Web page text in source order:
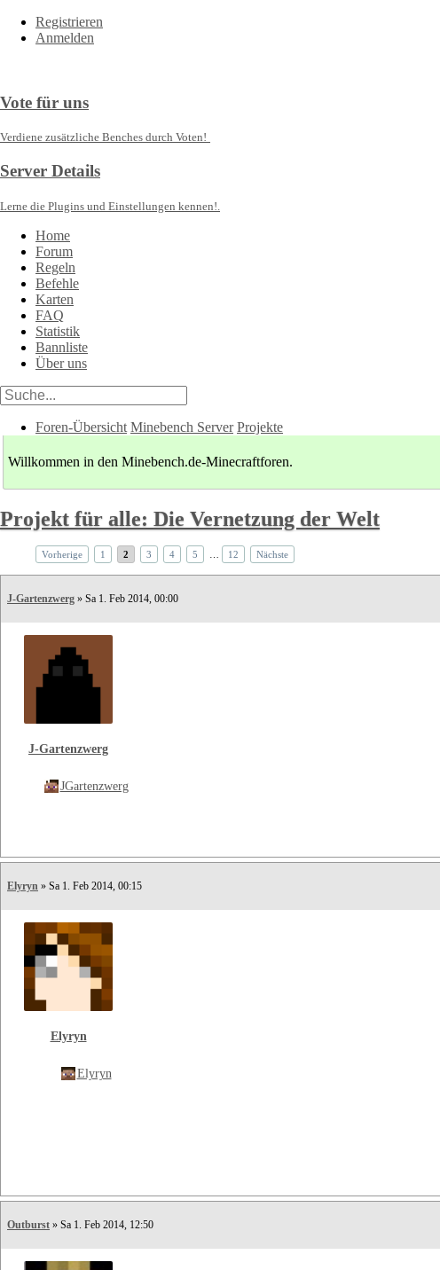
Registrieren
Anmelden
Vote für uns
Verdiene zusätzliche Benches durch Voten!
Server Details
Lerne die Plugins und Einstellungen kennen!.
Home
Forum
Regeln
Befehle
Karten
FAQ
Statistik
Bannliste
Über uns
Foren-Übersicht Minebench Server Projekte
Willkommen in den Minebench.de-Minecraftforen.
Projekt für alle: Die Vernetzung der Welt
Vorherige 1 2 3 4 5 12 Nächste
J-Gartenzwerg » Sa 1. Feb 2014, 00:00
J-Gartenzwerg
JGartenzwerg
Elyryn » Sa 1. Feb 2014, 00:15
Elyryn
Elyryn
Outburst » Sa 1. Feb 2014, 12:50